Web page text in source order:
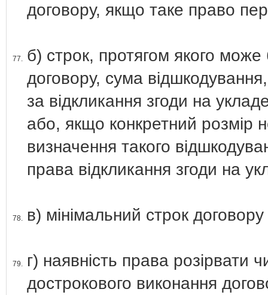
договору, якщо таке право
77. б) строк, протягом якого може
договору, сума
за відкликання згоди на
або, якщо конкретний розмір
визначення такого
права відкликання згоди на
78. в) мінімальний строк
79.
г) наявність права розірвати
дострокового виконання